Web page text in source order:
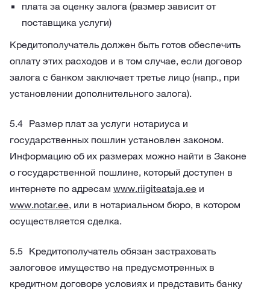
плата за оценку залога (размер зависит от
поставщика услуги)
Кредитополучатель должен быть готов обеспечить
оплату этих расходов и в том случае, если договор
залога с банком заключает третье лицо (напр., при
установлении дополнительного залога).
Размер плат за услуги нотариуса и
государственных пошлин установлен законом.
Информацию об их размерах можно найти в Законе
о государственной пошлине, который доступен в
интернете по адресам www.riigiteataja.ee и
www.notar.ee, или в нотариальном бюро, в котором
осуществляется сделка.
Кредитополучатель обязан застраховать
залоговое имущество на предусмотренных в
кредитном договоре условиях и представить банку